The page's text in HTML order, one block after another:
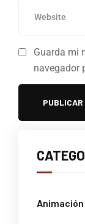
Guarda mi
navegador